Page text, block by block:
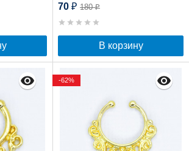
70 ₽ 180₽
В корзину
-62%